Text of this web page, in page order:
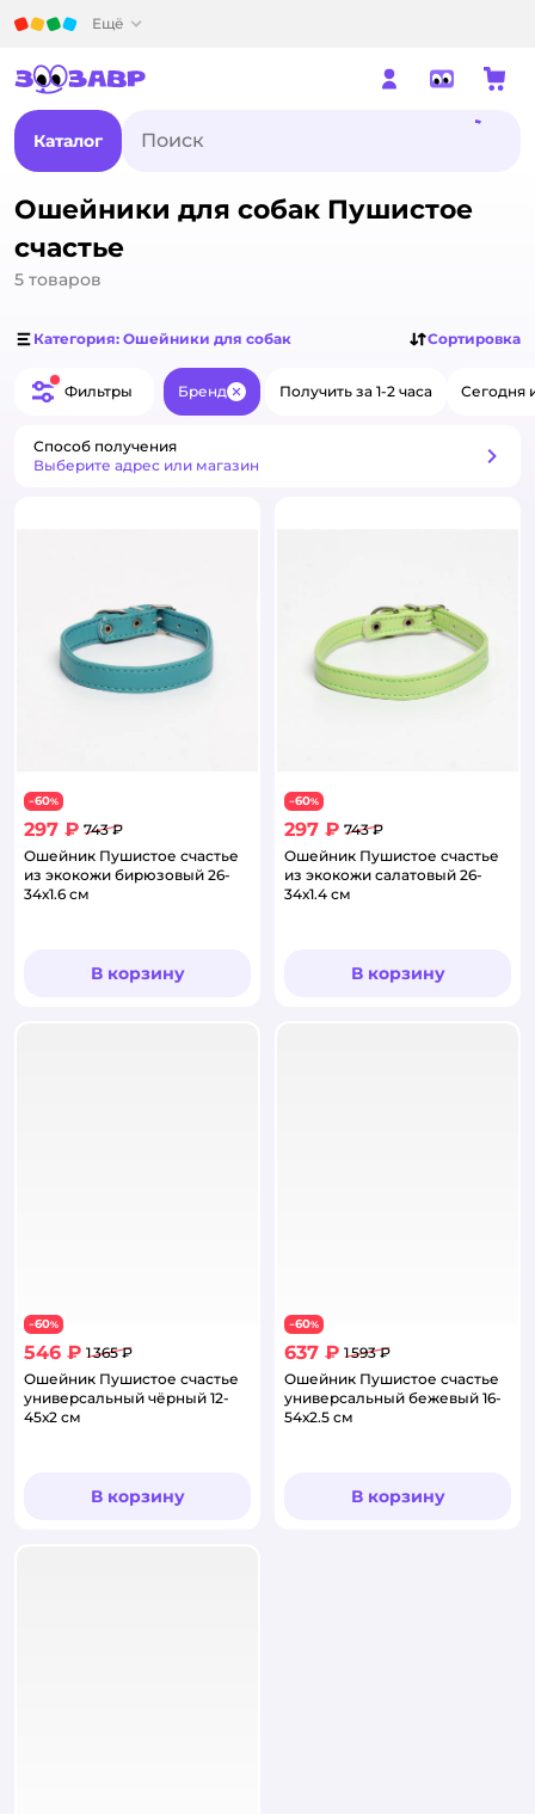
Ещё
Каталог
Ошейники для собак Пушистое
счастье
5 товаров
Категория: Ошейники для собак Сортировка
Фильтры Бренд ЗакрытьПолучить за 1-2 часа Сегодня
Способ получения
Выберите адрес или магазин
−60%
297 ₽ 743 ₽
Ошейник Пушистое счастье
из экокожи бирюзовый 26-
34х1.6 см
В корзину
−60%
297 ₽ 743 ₽
Ошейник Пушистое счастье
из экокожи салатовый 26-
34х1.4 см
В корзину
−60%
546 ₽ 1 365 ₽
Ошейник Пушистое счастье
универсальный чёрный 12-
45х2 см
В корзину
−60%
637 ₽ 1 593 ₽
Ошейник Пушистое счастье
универсальный бежевый 16-
54х2.5 см
В корзину